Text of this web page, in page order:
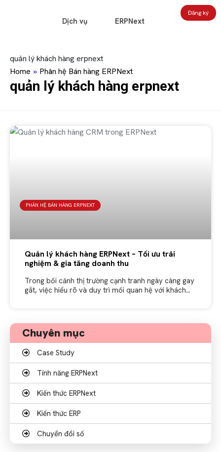
Dịch vụ ERPNext
Đăng ký
quản lý khách hàng erpnext
Home » Phân hệ Bán hàng ERPNext
quản lý khách hàng erpnext
PHÂN HỆ BÁN HÀNG ERPNEXT
Quản lý khách hàng ERPNext – Tối ưu trải
nghiệm & gia tăng doanh thu
Trong bối cảnh thị trường cạnh tranh ngày càng gay
gắt, việc hiểu rõ và duy trì mối quan hệ với khách
Chuyên mục
Case Study
Tính năng ERPNext
Kiến thức ERPNext
Kiến thức ERP
Chuyển đổi số